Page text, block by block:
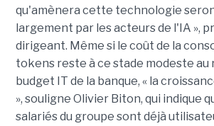
qu'amènera cette technologie
largement par les acteurs de l'IA »,
dirigeant. Même si le coût de la
tokens reste à ce stade modeste au
budget IT de la banque, « la
», souligne Olivier Biton, qui indique
salariés du groupe sont déjà